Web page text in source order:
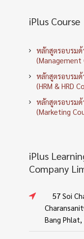
iPlus Course
หลักสูตรอบรมด้
(Management
หลักสูตรอบรม
(HRM & HRD
หลักสูตรอบรมด้
(Marketing
iPlus
Company
57 Soi
Bang Phlat,